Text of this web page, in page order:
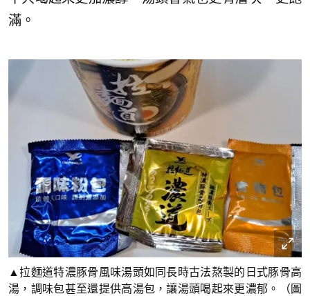
滿。
▲拉麵道特濃豚骨風味湯頭如同長時古法熬製的日式豚骨高
湯，調味包甚至還提供高湯包，讓湯頭喝起來更濃郁。（圖